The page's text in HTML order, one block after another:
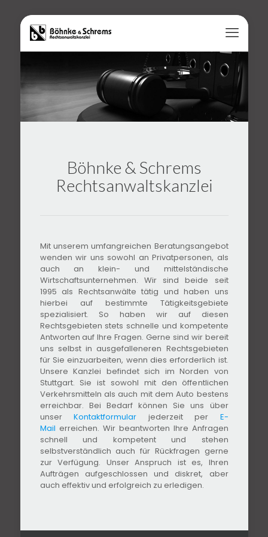
Böhnke & Schrems
Rechtsanwaltskanzlei
Mit unserem umfangreichen Beratungsangebot
wenden wir uns sowohl an Privatpersonen, als
auch an klein- und mittelständische
Wirtschaftsunternehmen. Wir sind beide seit
1995 als Rechtsanwälte tätig und haben uns
hierbei auf bestimmte Tätigkeitsgebiete
spezialisiert. So haben wir auf diesen
Rechtsgebieten stets schnelle und kompetente
Antworten auf Ihre Fragen. Gerne sind wir bereit
uns selbst in ausgefalleneren Rechtsgebieten
für Sie einzuarbeiten, wenn dies erforderlich ist.
Unsere Kanzlei befindet sich im Norden von
Stuttgart. Sie ist sowohl mit den öffentlichen
Verkehrsmitteln als auch mit dem Auto bestens
erreichbar. Bei Bedarf können Sie uns über
unserKontaktformular jederzeit per E-
Mail erreichen. Wir beantworten Ihre Anfragen
schnell und kompetent und stehen
selbstverständlich auch für Rückfragen gerne
zur Verfügung. Unser Anspruch ist es, Ihren
Aufträgen aufgeschlossen und diskret, aber
auch effektiv und erfolgreich zu erledigen.